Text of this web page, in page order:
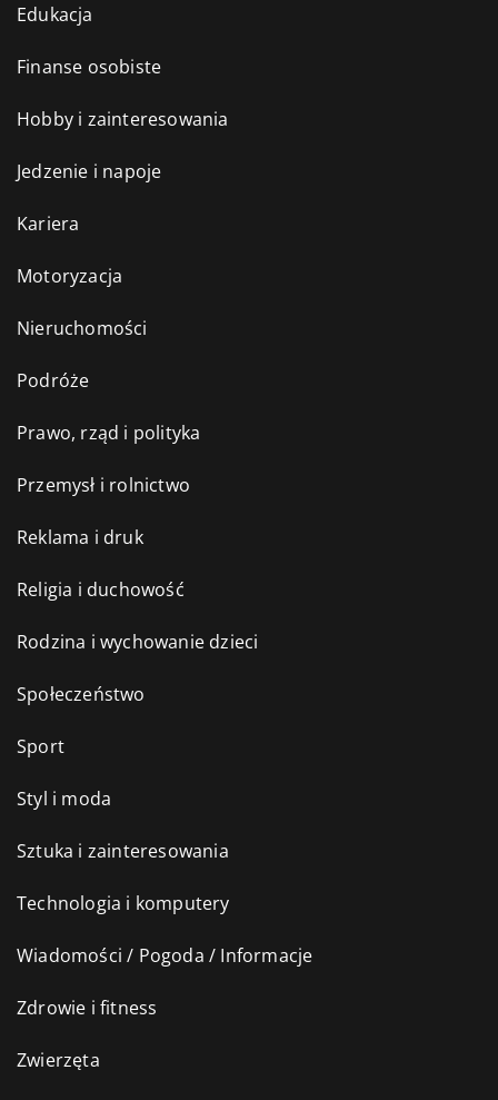
Edukacja
Finanse osobiste
Hobby i zainteresowania
Jedzenie i napoje
Kariera
Motoryzacja
Nieruchomości
Podróże
Prawo, rząd i polityka
Przemysł i rolnictwo
Reklama i druk
Religia i duchowość
Rodzina i wychowanie dzieci
Społeczeństwo
Sport
Styl i moda
Sztuka i zainteresowania
Technologia i komputery
Wiadomości / Pogoda / Informacje
Zdrowie i fitness
Zwierzęta